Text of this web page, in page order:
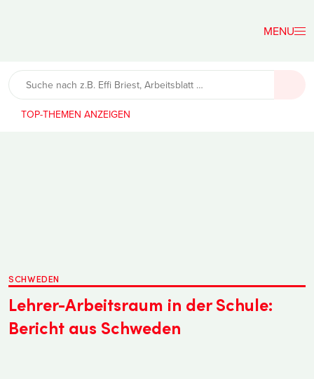
Lehrerfreund
TOP-THEMEN
SCHWEDEN
Lehrer-Arbeitsraum in der Schule:
Bericht aus Schweden